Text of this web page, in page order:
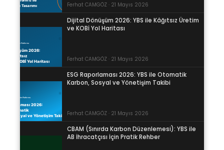
Ferhat CAMGÖZ · 21 Mayıs 2026
Dijital Dönüşüm 2026: YBS ile Kâğıtsız Üretim
ve KOBİ Yol Haritası
Ferhat CAMGÖZ · 21 Mayıs 2026
ESG Raporlaması 2026: YBS ile Otomatik
Karbon, Sosyal ve Yönetişim Takibi
Ferhat CAMGÖZ · 21 Mayıs 2026
CBAM (Sınırda Karbon Düzenlemesi): YBS ile
AB İhracatçısı İçin Pratik Rehber